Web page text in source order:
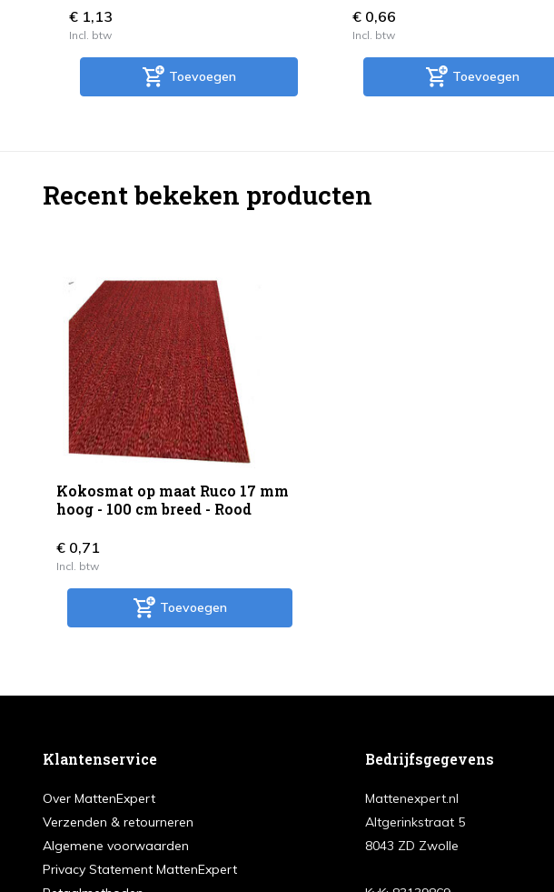
€ 1,13
Incl. btw
Toevoegen
€ 0,66
Incl. btw
Toevoegen
Recent bekeken producten
Kokosmat op maat Ruco 17 mm
hoog - 100 cm breed - Rood
€ 0,71
Incl. btw
Toevoegen
Klantenservice
Over MattenExpert
Verzenden & retourneren
Algemene voorwaarden
Privacy Statement MattenExpert
Bedrijfsgegevens
Mattenexpert.nl
Altgerinkstraat 5
8043 ZD Zwolle